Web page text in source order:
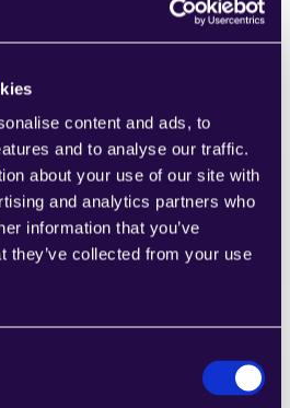
content and ads, to
and to analyse our traffic.
about your use of our site with
and analytics partners who
information that you’ve
they’ve collected from your use
Respuesta
Request